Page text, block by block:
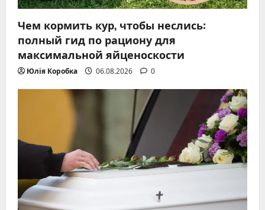
Чем кормить кур, чтобы неслись:
полный гид по рациону для
максимальной яйценоскости
Юлія Коробка 06.08.2026 0